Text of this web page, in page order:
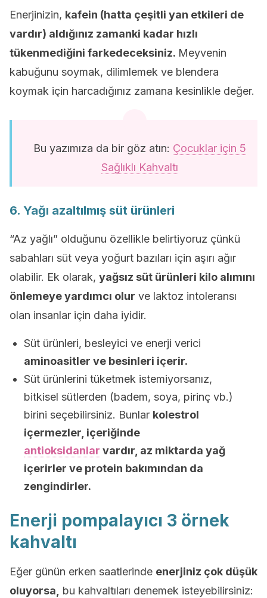
Enerjinizin, kafein (hatta çeşitli yan etkileri de
vardır) aldığınız zamanki kadar hızlı
tükenmediğini farkedeceksiniz. Meyvenin
kabuğunu soymak, dilimlemek ve blendera
koymak için harcadığınız zamana kesinlikle değer.
Bu yazımıza da bir göz atın: Çocuklar için 5
Sağlıklı Kahvaltı
6. Yağı azaltılmış süt ürünleri
“Az yağlı” olduğunu özellikle belirtiyoruz çünkü
sabahları süt veya yoğurt bazıları için aşırı ağır
olabilir. Ek olarak, yağsız süt ürünleri kilo alımını
önlemeye yardımcı olur ve laktoz intoleransı
olan insanlar için daha iyidir.
Süt ürünleri, besleyici ve enerji verici
aminoasitler ve besinleri içerir.
Süt ürünlerini tüketmek istemiyorsanız,
bitkisel sütlerden (badem, soya, pirinç vb.)
birini seçebilirsiniz. Bunlar kolestrol
içermezler, içeriğinde
antioksidanlar vardır, az miktarda yağ
içerirler ve protein bakımından da
zengindirler.
Enerji pompalayıcı 3 örnek
kahvaltı
Eğer günün erken saatlerinde enerjiniz çok düşük
oluyorsa,
bu kahvaltıları denemek isteyebilirsiniz: